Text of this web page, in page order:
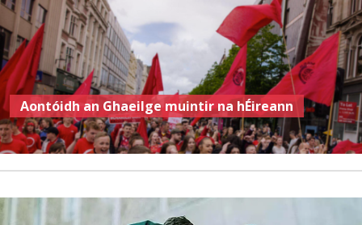
Aontóidh an Ghaeilge muintir na hÉireann